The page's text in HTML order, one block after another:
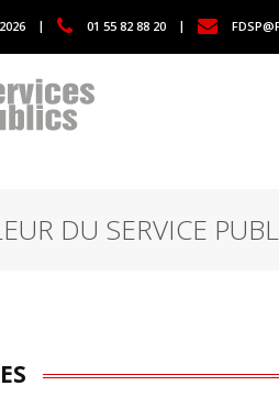
| 01 55 82 88 20 |
DU SERVICE